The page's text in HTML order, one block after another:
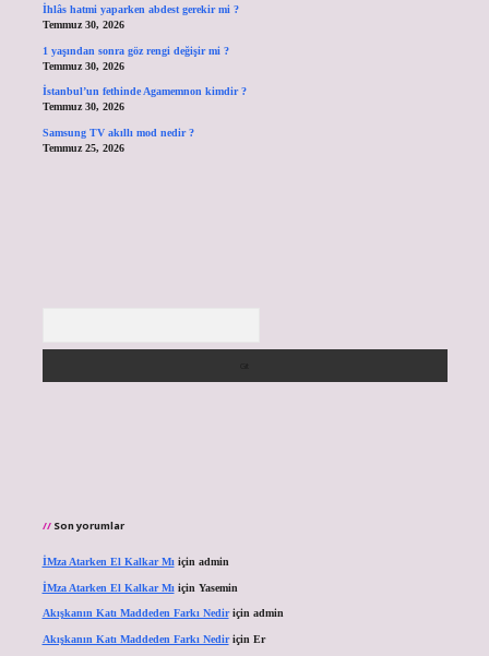
İhlâs hatmi yaparken abdest gerekir mi ?
Temmuz 30, 2026
1 yaşından sonra göz rengi değişir mi ?
Temmuz 30, 2026
İstanbul’un fethinde Agamemnon kimdir ?
Temmuz 30, 2026
Samsung TV akıllı mod nedir ?
Temmuz 25, 2026
Son yorumlar
İMza Atarken El Kalkar Mıiçin admin
İMza Atarken El Kalkar Mıiçin Yasemin
Akışkanın Katı Maddeden Farkı Nediriçin admin
Akışkanın Katı Maddeden Farkı Nediriçin Er